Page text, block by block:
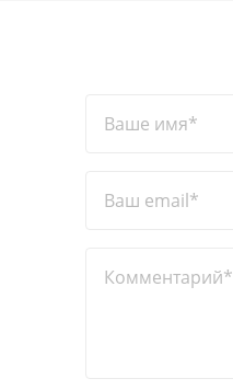
Ваше имя*
Ваш email*
Комментарий*